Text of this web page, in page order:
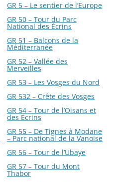
GR 5 – Le sentier de l’Europe
GR 50 – Tour du Parc
National des Écrins
GR 51 – Balcons de la
Méditerranée
GR 52 – Vallée des
Merveilles
GR 53 – Les Vosges du Nord
GR 532 – Crête des Vosges
GR 54 – Tour de l’Oisans et
des Écrins
GR 55 – De Tignes à Modane
– Parc national de la Vanoise
GR 56 – Tour de l’Ubaye
GR 57 – Tour du Mont
Thabor